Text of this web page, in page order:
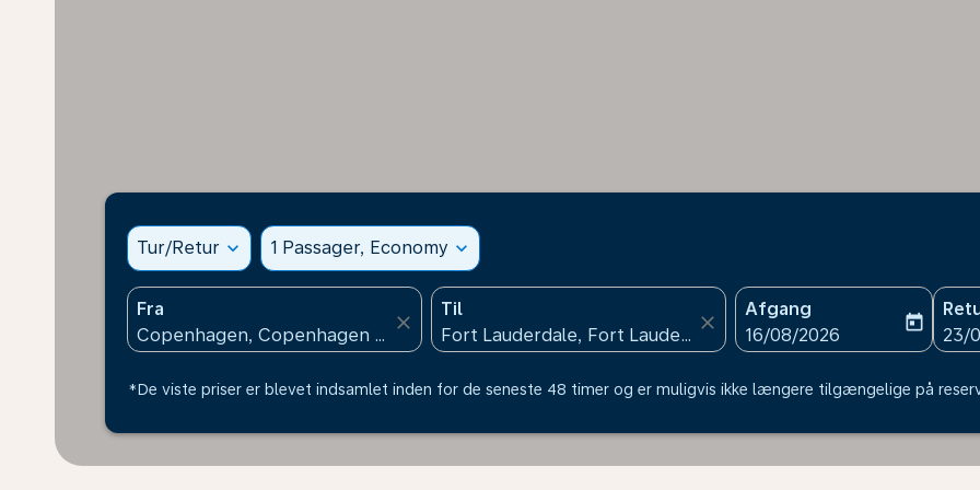
Tur/Retur expand_more 1 Passager, Economy expand_more
Fra
close
Til
close
Afgang
fc-booking-departure-
16/08/2026
today
fc-
23/
*De viste priser er blevet indsamlet inden for de seneste 48 timer og er muligvis ikke længere tilgængelige på